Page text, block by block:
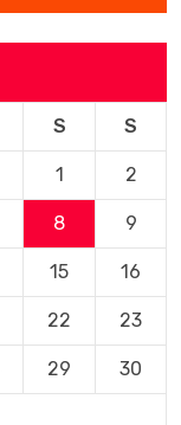
S S
1 2
8 9
15 16
22 23
29 30